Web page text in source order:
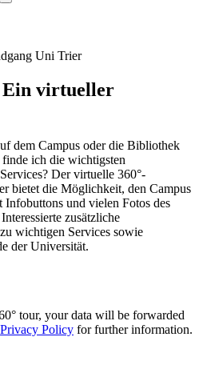
virtueller
dem Campus oder die Bibliothek
ich die wichtigsten
Der virtuelle 360°-
bietet die Möglichkeit, den Campus
und vielen Fotos des
zusätzliche
wichtigen Services sowie
der Universität.
tour, your data will be forwarded
Privacy Policy for further information.